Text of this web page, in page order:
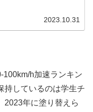
2023.10.31
100km/h加速ランキン
持しているのは学生チ
2023年に塗り替えら